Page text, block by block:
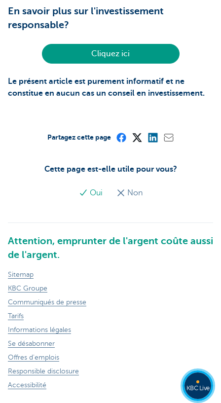
En savoir plus sur l'investissement
responsable?
Cliquez ici
Le présent article est purement informatif et ne
constitue en aucun cas un conseil en investissement.
Cette page est-elle utile pour vous?
Oui Non
Partagez cette page
Attention, emprunter de l'argent coûte aussi
de l'argent.
Sitemap
KBC Groupe
Communiqués de presse
Tarifs
Informations légales
Se désabonner
Offres d'emplois
Responsible disclosure
Accessibilité
KBC Live